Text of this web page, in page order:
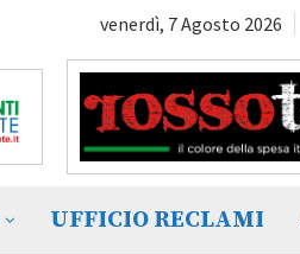
venerdì, 7 Agosto 2026
UFFICIO RECLAMI